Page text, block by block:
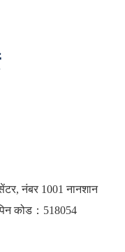
नंबर 1001 नानशान
कोड：518054